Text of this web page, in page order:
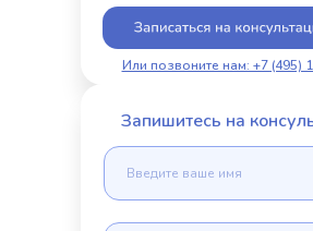
Или позвоните нам: +7 (495)
Запишитесь на